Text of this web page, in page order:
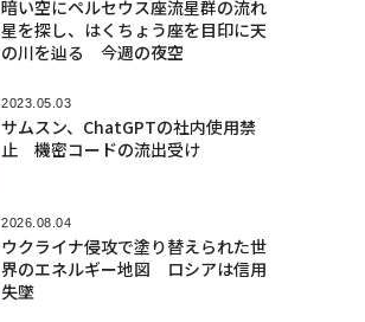
暗い空にペルセウス座流星群の流れ
星を探し、はくちょう座を目印に天
の川を辿る 今週の夜空
2023.05.03
サムスン、ChatGPTの社内使用禁
止 機密コードの流出受け
2026.08.04
ウクライナ侵攻で塗り替えられた世
界のエネルギー地図 ロシアは信用
失墜